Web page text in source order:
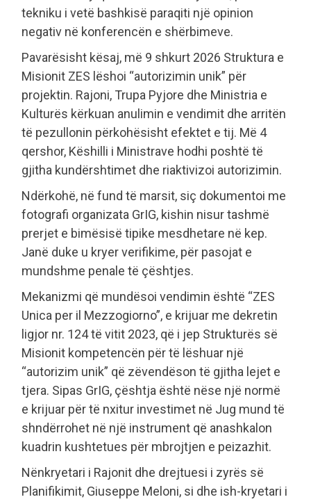
tekniku i vetë bashkisë paraqiti një opinion
negativ në konferencën e shërbimeve.
Pavarësisht kësaj, më 9 shkurt 2026 Struktura e
Misionit ZES lëshoi “autorizimin unik” për
projektin. Rajoni, Trupa Pyjore dhe Ministria e
Kulturës kërkuan anulimin e vendimit dhe arritën
të pezullonin përkohësisht efektet e tij. Më 4
qershor, Këshilli i Ministrave hodhi poshtë të
gjitha kundërshtimet dhe riaktivizoi autorizimin.
Ndërkohë, në fund të marsit, siç dokumentoi me
fotografi organizata GrIG, kishin nisur tashmë
prerjet e bimësisë tipike mesdhetare në kep.
Janë duke u kryer verifikime, për pasojat e
mundshme penale të çështjes.
Mekanizmi që mundësoi vendimin është “ZES
Unica per il Mezzogiorno”, e krijuar me dekretin
ligjor nr. 124 të vitit 2023, që i jep Strukturës së
Misionit kompetencën për të lëshuar një
“autorizim unik” që zëvendëson të gjitha lejet e
tjera. Sipas GrIG, çështja është nëse një normë
e krijuar për të nxitur investimet në Jug mund të
shndërrohet në një instrument që anashkalon
kuadrin kushtetues për mbrojtjen e peizazhit.
Nënkryetari i Rajonit dhe drejtuesi i zyrës së
Planifikimit, Giuseppe Meloni, si dhe ish-kryetari i